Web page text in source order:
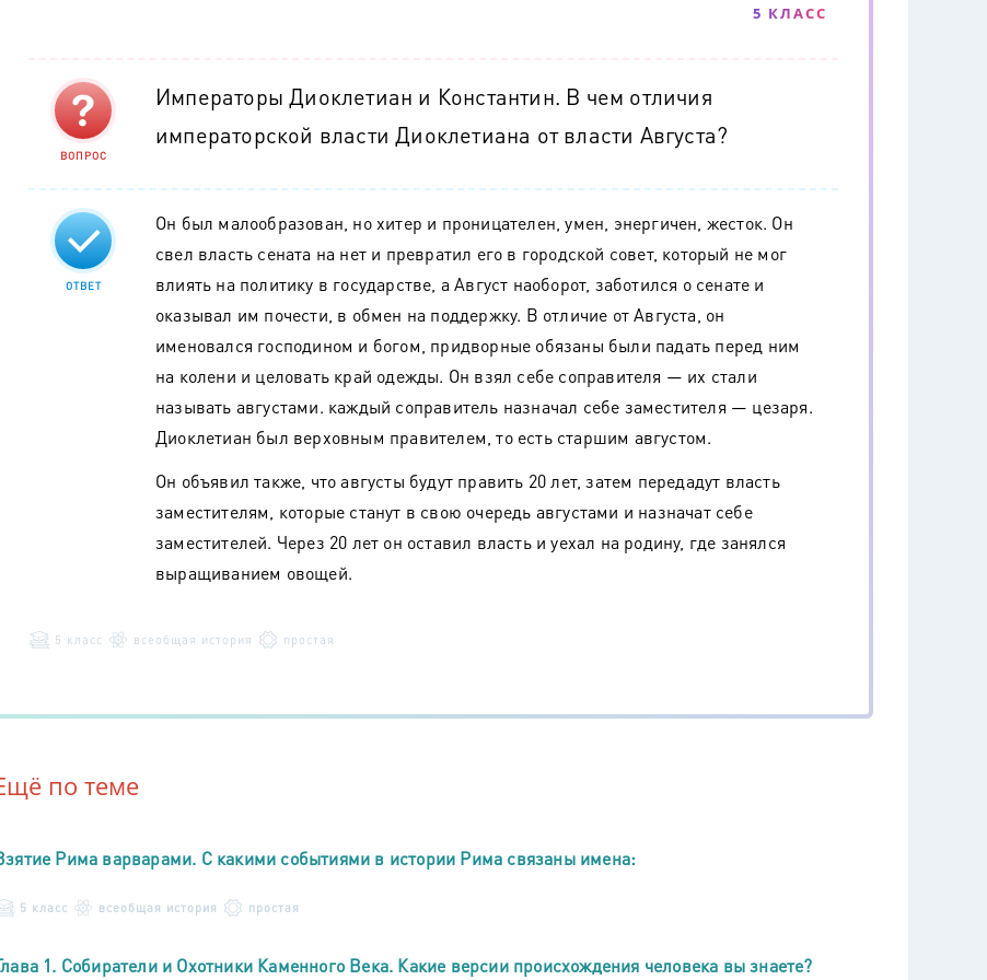
5 КЛАСС
ВОПРОС
Императоры Диоклетиан и Константин. В чем отличия
императорской власти Диоклетиана от власти Августа?
ОТВЕТ
Он был малообразован, но хитер и проницателен, умен, энергичен, жесток. Он
свел власть сената на нет и превратил его в городской совет, который не мог
влиять на политику в государстве, а Август наоборот, заботился о сенате и
оказывал им почести, в обмен на поддержку. В отличие от Августа, он
именовался господином и богом, придворные обязаны были падать перед ним
на колени и целовать край одежды. Он взял себе соправителя — их стали
называть августами. каждый соправитель назначал себе заместителя — цезаря.
Диоклетиан был верховным правителем, то есть старшим августом.
Он объявил также, что августы будут править 20 лет, затем передадут власть
заместителям, которые станут в свою очередь августами и назначат себе
заместителей. Через 20 лет он оставил власть и уехал на родину, где занялся
выращиванием овощей.
5 класс всеобщая история простая
по теме
Рима варварами. С какими событиями в истории Рима связаны имена:
5 класс всеобщая история простая
1. Собиратели и Охотники Каменного Века. Какие версии происхождения человека вы знаете?